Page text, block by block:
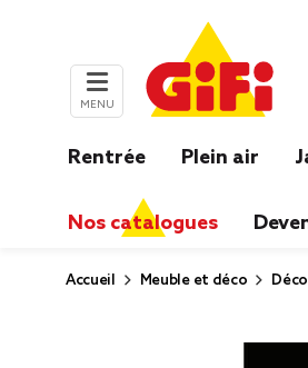
MENU
Rentrée Plein air
Nos catalogues
Accueil Meuble et déco